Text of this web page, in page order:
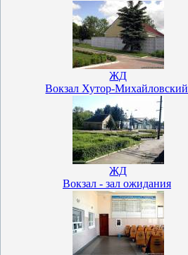
ЖД
Вокзал Хутор-Михайловский
ЖД
Вокзал - зал ожидания